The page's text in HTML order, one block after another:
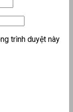
trình duyệt này